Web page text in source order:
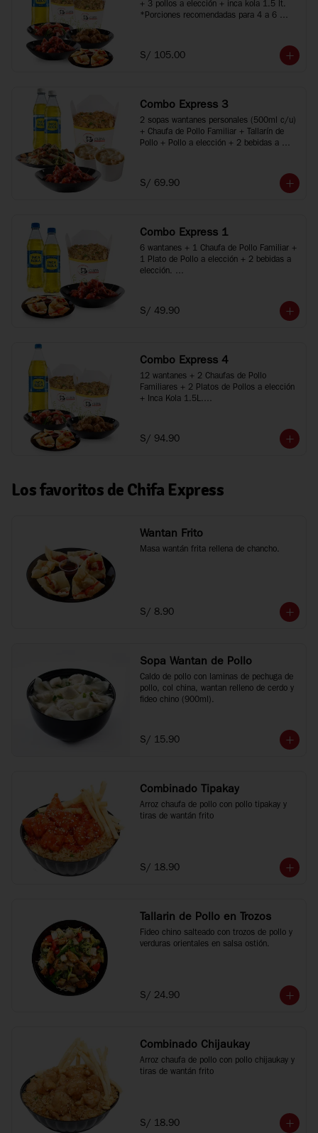
+ 3 pollos a elección + inca kola 1.5 lt.
*Porciones recomendadas para 4 a 6
S/ 105.00
Combo Express 3
2 sopas wantanes personales (500ml c/u)
+ Chaufa de Pollo Familiar + Tallarín de
Pollo + Pollo a elección + 2 bebidas a
personas
*Imágenes referenciales
S/ 69.90
Combo Express 1
6 wantanes + 1 Chaufa de Pollo Familiar +
1 Plato de Pollo a elección + 2 bebidas a
elección.
S/ 49.90
Combo Express 4
12 wantanes + 2 Chaufas de Pollo
Familiares + 2 Platos de Pollos a elección
+ Inca Kola 1.5L.
*Imágenes referenciales
S/ 94.90
Los favoritos de Chifa Express
Wantan Frito
Masa wantán frita rellena de chancho.
S/ 8.90
Sopa Wantan de Pollo
Caldo de pollo con laminas de pechuga de
pollo, col china, wantan relleno de cerdo y
fideo chino (900ml).
S/ 15.90
Combinado Tipakay
Arroz chaufa de pollo con pollo tipakay y
tiras de wantán frito
S/ 18.90
Tallarin de Pollo en Trozos
Fideo chino salteado con trozos de pollo y
verduras orientales en salsa ostión.
S/ 24.90
Combinado Chijaukay
Arroz chaufa de pollo con pollo chijaukay y
tiras de wantán frito
S/ 18.90